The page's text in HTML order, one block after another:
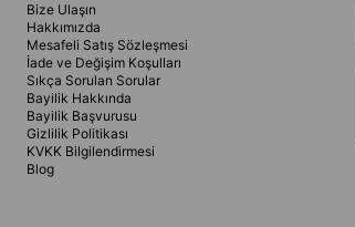
Bize Ulaşın
Hakkımızda
Mesafeli Satış Sözleşmesi
İade ve Değişim Koşulları
Sıkça Sorulan Sorular
Bayilik Hakkında
Bayilik Başvurusu
Gizlilik Politikası
KVKK Bilgilendirmesi
Blog